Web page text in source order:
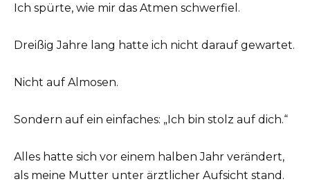
Ich spürte, wie mir das Atmen schwerfiel.
Dreißig Jahre lang hatte ich nicht darauf gewartet.
Nicht auf Almosen.
Sondern auf ein einfaches: „Ich bin stolz auf dich.“
Alles hatte sich vor einem halben Jahr verändert,
als meine Mutter unter ärztlicher Aufsicht stand.